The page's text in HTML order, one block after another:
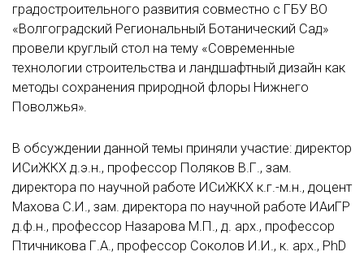
градостроительного развития совместно с ГБУ ВО
«Волгоградский Региональный Ботанический Сад»
провели круглый стол на тему «Современные
технологии строительства и ландшафтный дизайн как
методы сохранения природной флоры Нижнего
Поволжья».
В обсуждении данной темы приняли участие: директор
ИСиЖКХ д.э.н., профессор Поляков В.Г., зам.
директора по научной работе ИСиЖКХ к.г.-м.н., доцент
Махова С.И., зам. директора по научной работе ИАиГР
д.ф.н., профессор Назарова М.П., д. арх., профессор
Птичникова Г.А., профессор Соколов И.И., к. арх., PhD